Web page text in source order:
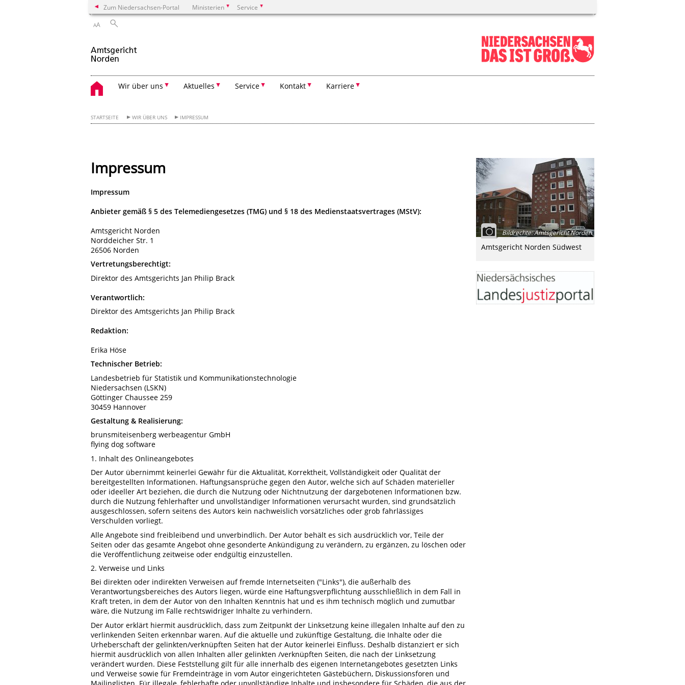
Zum Niedersachsen-Portal Ministerien Service
AA
Wir über uns Aktuelles Service Kontakt Karriere
STARTSEITE WIR ÜBER UNS IMPRESSUM
Impressum
Impressum
Anbieter gemäß § 5 des Telemediengesetzes (TMG) und § 18 des Medienstaatsvertrages (MStV):
Amtsgericht Norden
Norddeicher Str. 1
26506 Norden
Vertretungsberechtigt:
Direktor des Amtsgerichts Jan Philip Brack
Verantwortlich:
Direktor des Amtsgerichts Jan Philip Brack
Redaktion:
Erika Höse
Technischer Betrieb:
Landesbetrieb für Statistik und Kommunikationstechnologie
Niedersachsen (LSKN)
Göttinger Chaussee 259
30459 Hannover
Gestaltung & Realisierung:
brunsmiteisenberg werbeagentur GmbH
flying dog software
1. Inhalt des Onlineangebotes
Der Autor übernimmt keinerlei Gewähr für die Aktualität, Korrektheit, Vollständigkeit oder Qualität der
bereitgestellten Informationen. Haftungsansprüche gegen den Autor, welche sich auf Schäden materieller
oder ideeller Art beziehen, die durch die Nutzung oder Nichtnutzung der dargebotenen Informationen bzw.
durch die Nutzung fehlerhafter und unvollständiger Informationen verursacht wurden, sind grundsätzlich
ausgeschlossen, sofern seitens des Autors kein nachweislich vorsätzliches oder grob fahrlässiges
Verschulden vorliegt.
Alle Angebote sind freibleibend und unverbindlich. Der Autor behält es sich ausdrücklich vor, Teile der
Seiten oder das gesamte Angebot ohne gesonderte Ankündigung zu verändern, zu ergänzen, zu löschen oder
die Veröffentlichung zeitweise oder endgültig einzustellen.
2. Verweise und Links
Bei direkten oder indirekten Verweisen auf fremde Internetseiten ("Links"), die außerhalb des
Verantwortungsbereiches des Autors liegen, würde eine Haftungsverpflichtung ausschließlich in dem Fall in
Kraft treten, in dem der Autor von den Inhalten Kenntnis hat und es ihm technisch möglich und zumutbar
wäre, die Nutzung im Falle rechtswidriger Inhalte zu verhindern.
Der Autor erklärt hiermit ausdrücklich, dass zum Zeitpunkt der Linksetzung keine illegalen Inhalte auf den zu
verlinkenden Seiten erkennbar waren. Auf die aktuelle und zukünftige Gestaltung, die Inhalte oder die
Urheberschaft der gelinkten/verknüpften Seiten hat der Autor keinerlei Einfluss. Deshalb distanziert er sich
hiermit ausdrücklich von allen Inhalten aller gelinkten /verknüpften Seiten, die nach der Linksetzung
verändert wurden. Diese Feststellung gilt für alle innerhalb des eigenen Internetangebotes gesetzten Links
und Verweise sowie für Fremdeinträge in vom Autor eingerichteten Gästebüchern, Diskussionsforen und
Bildrechte:Amtsgericht Norden
Amtsgericht Norden Südwest